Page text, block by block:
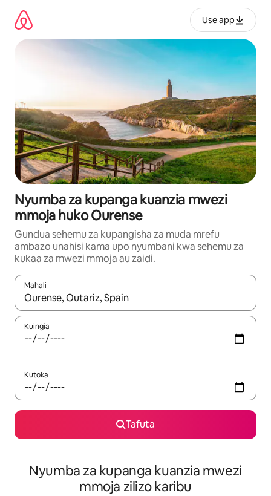
kwenda
kwenye
maudhui
Use app
Nyumba za kupanga kuanzia mwezi
mmoja huko Ourense
Gundua sehemu za kupangisha za muda mrefu
ambazo unahisi kama upo nyumbani kwa sehemu za
kukaa za mwezi mmoja au zaidi.
Mahali
Wakati matokeo yanapatikana, vinjari kwa kutumia vitufe vya
Kuingia
Kutoka
Tafuta
Nyumba za kupanga kuanzia mwezi
mmoja zilizo karibu